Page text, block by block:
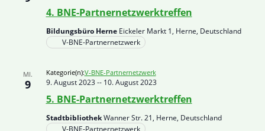
4. BNE-Partnernetzwerktreffen
Bildungsbüro Herne Eickeler Markt 1, Herne, Deutschland
V-BNE-Partnernetzwerk
MI.
9
5. BNE-Partnernetzwerktreffen
9. August 2023-- 10. August 2023
Kategorie(n):V-BNE-Partnernetzwerk
StadtbibliothekWanner Str. 21, Herne, Deutschland